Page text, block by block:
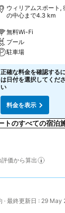
ウィリアムスポート,
の中心まで4.3 km
無料Wi-Fi
プール
駐車場
正確な料金を確認する
は日付を選択してくださ
い
料金を表示
トのすべての宿泊
価から算出
· 最終更新日 : 29 May